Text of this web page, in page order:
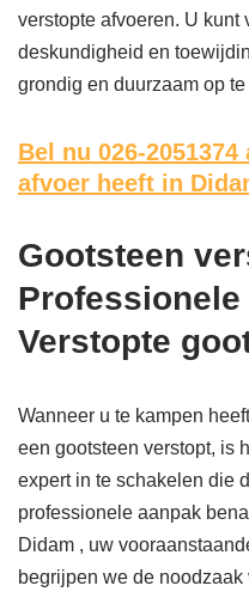
verstopte afvoeren. U kunt
deskundigheid en
grondig en duurzaam op
Bel nu 026-2051374
afvoer heeft in
Gootsteen
Verstopte
Wanneer u te kampen
een gootsteen verstopt, is
expert in te schakelen die
professionele aanpak
Didam , uw
begrijpen we de